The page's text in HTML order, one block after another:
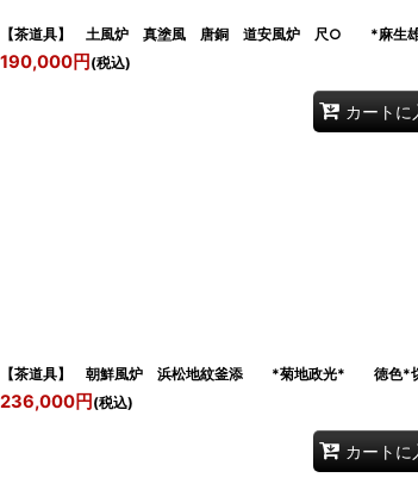
【茶道具】 土風炉 真塗風 唐銅 道安風炉 尺○ *麻生
190,000円 (税込)
カートに
【茶道具】 朝鮮風炉 浜松地紋釜添 *菊地政光* 徳色*
236,000円 (税込)
カートに